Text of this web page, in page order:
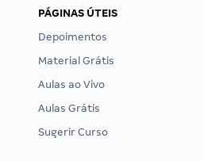
PÁGINAS ÚTEIS
Depoimentos
Material Grátis
Aulas ao Vivo
Aulas Grátis
Sugerir Curso